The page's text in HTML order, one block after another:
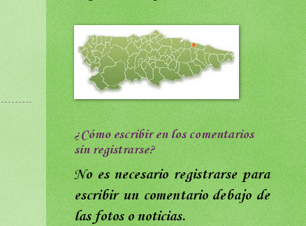
¿Cómo escribir en los comentarios
sin registrarse?
No es necesario registrarse para
escribir un comentario debajo de
las fotos o noticias.